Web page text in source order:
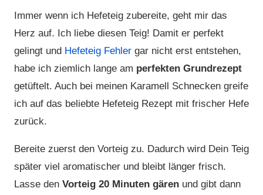
Immer wenn ich Hefeteig zubereite, geht mir das
Herz auf. Ich liebe diesen Teig! Damit er perfekt
gelingt und Hefeteig Fehler gar nicht erst entstehen,
habe ich ziemlich lange am perfekten Grundrezept
getüftelt. Auch bei meinen Karamell Schnecken greife
ich auf das beliebte Hefeteig Rezept mit frischer Hefe
zurück.
Bereite zuerst den Vorteig zu. Dadurch wird Dein Teig
später viel aromatischer und bleibt länger frisch.
Lasse den Vorteig 20 Minuten gären und gibt dann